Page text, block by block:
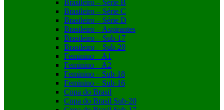
Brasileiro – Série B
Brasileiro – Série C
Brasileiro – Série D
Brasileiro – Aspirantes
Brasileiro – Sub-17
Brasileiro – Sub-20
Feminino – A1
Feminino – A2
Feminino – Sub-18
Feminino – Sub-16
Copa do Brasil
Copa do Brasil Sub-20